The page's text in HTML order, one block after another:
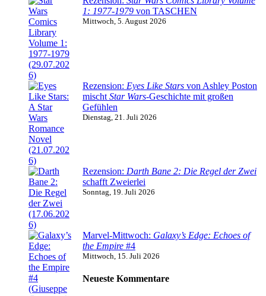
1: 1977-1979 von TASCHEN
Mittwoch, 5. August 2026
Rezension: Eyes Like Stars von Ashley Poston
mischt Star Wars-Geschichte mit großen
Gefühlen
Dienstag, 21. Juli 2026
Rezension: Darth Bane 2: Die Regel der Zwei
schafft Zweierlei
Sonntag, 19. Juli 2026
Marvel-Mittwoch: Galaxy’s Edge: Echoes of
the Empire #4
Mittwoch, 15. Juli 2026
Neueste Kommentare